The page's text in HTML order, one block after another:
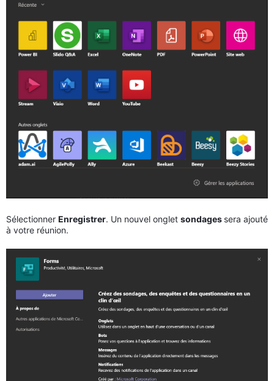
Sélectionner Enregistrer. Un nouvel onglet sondages sera ajouté
à votre réunion.